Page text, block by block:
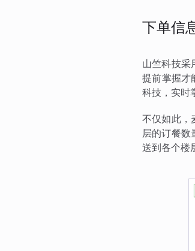
下单信
山竺科技采
提前掌握才
科技，实时
不仅如此，
层的订餐数
送到各个楼